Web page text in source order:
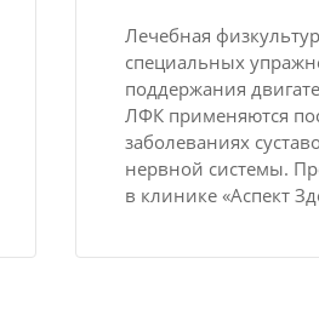
Лечебная
специальных
поддержания
ЛФК применяются
заболеваниях
нервной системы.
в клинике «Аспект